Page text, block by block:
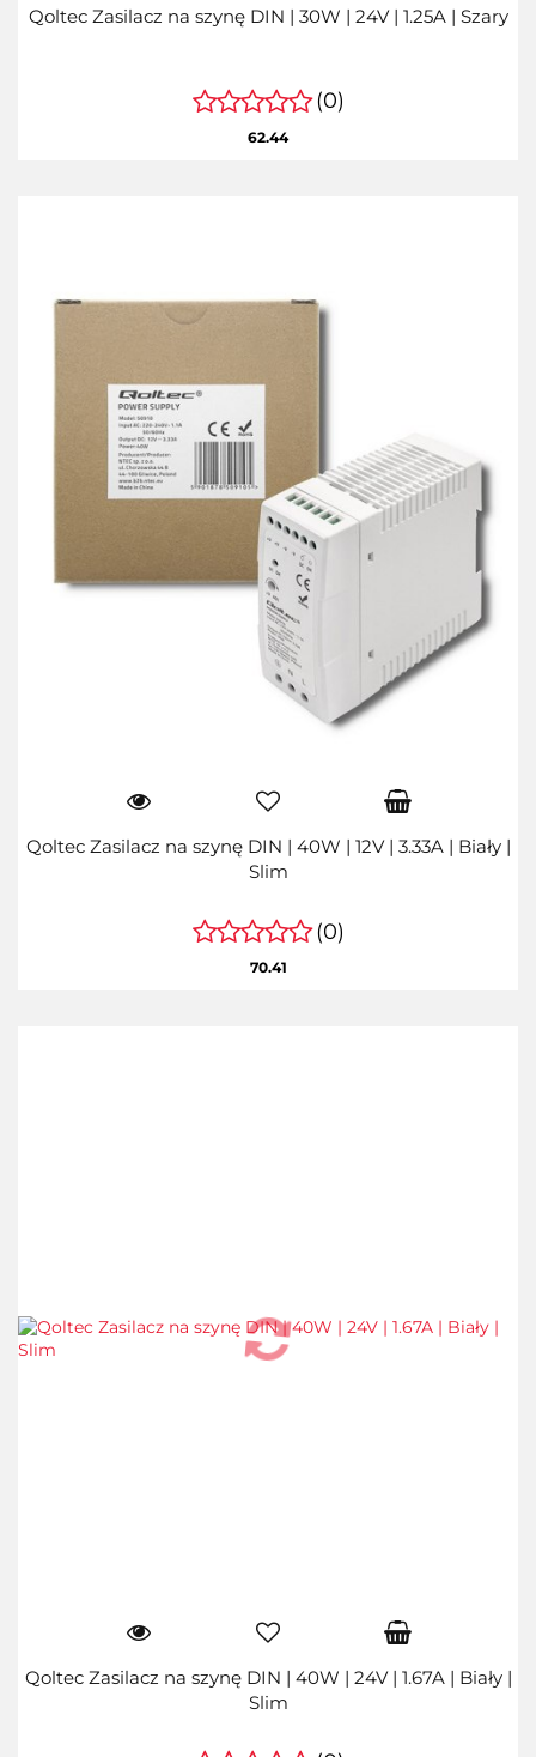
Qoltec Zasilacz na szynę DIN | 30W | 24V | 1.25A | Szary
(0)
62.44
Qoltec Zasilacz na szynę DIN | 40W | 12V | 3.33A | Biały |
Slim
(0)
70.41
Qoltec Zasilacz na szynę DIN | 40W | 24V | 1.67A | Biały |
Slim